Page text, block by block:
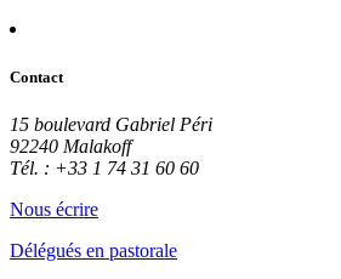
Contact
15 boulevard Gabriel Péri
92240 Malakoff
Tél. : +33 1 74 31 60 60
Nous écrire
Délégués en pastorale